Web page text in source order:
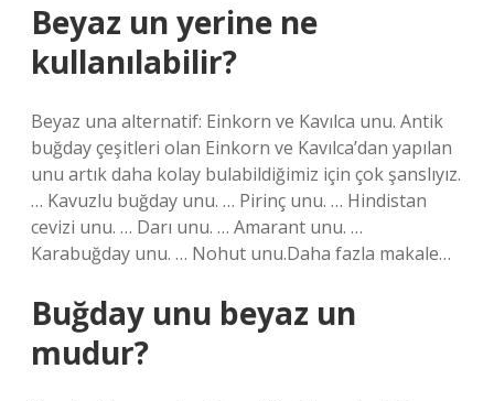
Beyaz un yerine ne
kullanılabilir?
Beyaz una alternatif: Einkorn ve Kavılca unu. Antik
buğday çeşitleri olan Einkorn ve Kavılca’dan yapılan
unu artık daha kolay bulabildiğimiz için çok şanslıyız.
… Kavuzlu buğday unu. … Pirinç unu. … Hindistan
cevizi unu. … Darı unu. … Amarant unu. …
Karabuğday unu. … Nohut unu.Daha fazla makale…
Buğday unu beyaz un
mudur?